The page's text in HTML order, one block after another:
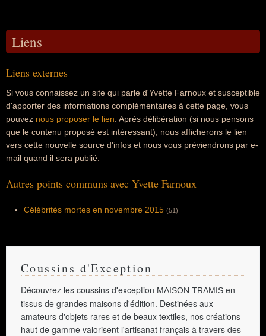
Liens
Liens externes
Si vous connaissez un site qui parle d'Yvette Farnoux et susceptible
d'apporter des informations complémentaires à cette page, vous
pouvez nous proposer le lien . Après délibération (si nous pensons
que le contenu proposé est intéressant), nous afficherons le lien
vers cette nouvelle source d'infos et nous vous préviendrons par e-
mail quand il sera publié.
Autres points communs avec Yvette Farnoux
Célébrités mortes en novembre 2015 (51)
Coussins d'Exception
Découvrez les coussins d'exception MAISON TRAMIS en
tissus de grandes maisons d'édition. Destinées aux
amateurs d'objets rares et de beaux textiles, nos créations
haut de gamme valorisent l'artisanat français à travers des